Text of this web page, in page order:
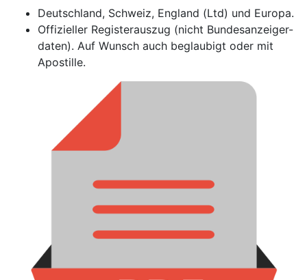
Deutschland, Schweiz, England (Ltd) und Europa.
Offizieller Registerauszug (nicht Bundesanzeiger-
daten). Auf Wunsch auch beglaubigt oder mit
Apostille.